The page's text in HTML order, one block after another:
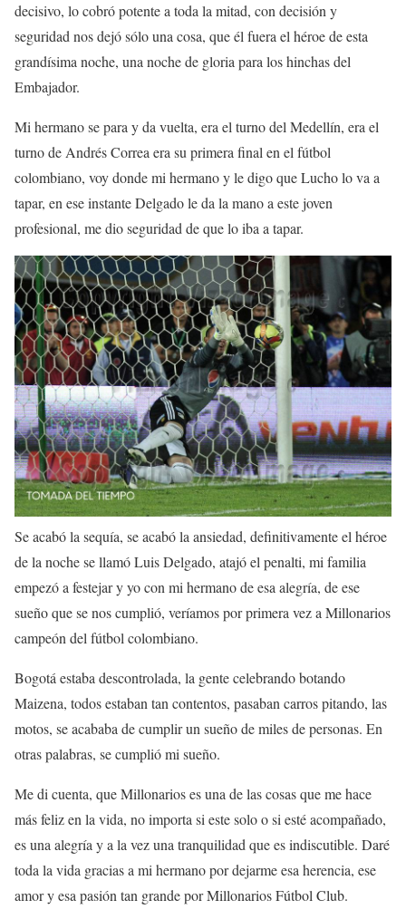
decisivo, lo cobró potente a toda la mitad, con decisión y
seguridad nos dejó sólo una cosa, que él fuera el héroe de esta
grandísima noche, una noche de gloria para los hinchas del
Embajador.
Mi hermano se para y da vuelta, era el turno del Medellín, era el
turno de Andrés Correa era su primera final en el fútbol
colombiano, voy donde mi hermano y le digo que Lucho lo va a
tapar, en ese instante Delgado le da la mano a este joven
profesional, me dio seguridad de que lo iba a tapar.
Se acabó la sequía, se acabó la ansiedad, definitivamente el héroe
de la noche se llamó Luis Delgado, atajó el penalti, mi familia
empezó a festejar y yo con mi hermano de esa alegría, de ese
sueño que se nos cumplió, veríamos por primera vez a Millonarios
campeón del fútbol colombiano.
Bogotá estaba descontrolada, la gente celebrando botando
Maizena, todos estaban tan contentos, pasaban carros pitando, las
motos, se acababa de cumplir un sueño de miles de personas. En
otras palabras, se cumplió mi sueño.
Me di cuenta, que Millonarios es una de las cosas que me hace
más feliz en la vida, no importa si este solo o si esté acompañado,
es una alegría y a la vez una tranquilidad que es indiscutible. Daré
toda la vida gracias a mi hermano por dejarme esa herencia, ese
amor y esa pasión tan grande por Millonarios Fútbol Club.